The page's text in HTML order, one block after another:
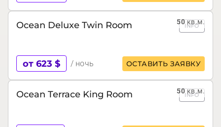
50кв.м.
Ocean Deluxe Twin Room INFO
от 623 $ / ночь ОСТАВИТЬ ЗАЯВКУ
50кв.м.
Ocean Terrace King Room INFO